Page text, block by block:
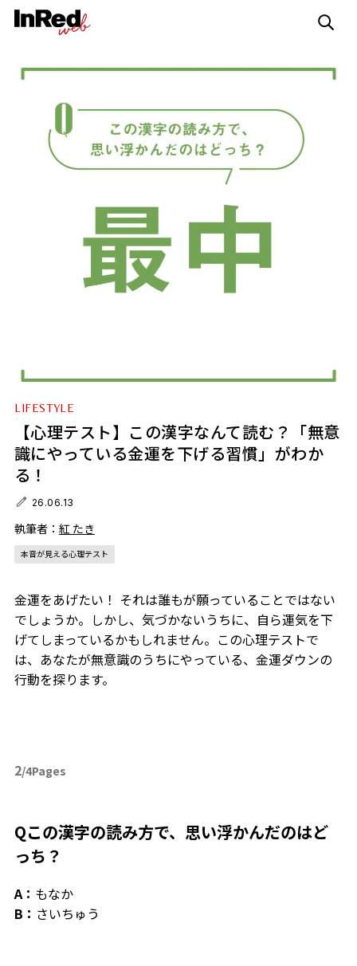
LIFESTYLE
【心理テスト】この漢字なんて読む？「無意
識にやっている金運を下げる習慣」がわか
る！
26.06.13
執筆者： 紅 たき
本音が見える心理テスト
金運をあげたい！ それは誰もが願っていることではない
でしょうか。しかし、気づかないうちに、自ら運気を下
げてしまっているかもしれません。この心理テストで
は、あなたが無意識のうちにやっている、金運ダウンの
行動を探ります。
2/4Pages
Qこの漢字の読み方で、思い浮かんだのはど
っち？
A： もなか
B： さいちゅう